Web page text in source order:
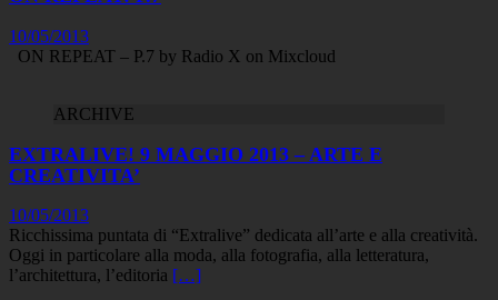
10/05/2013
ON REPEAT – P.7 by Radio X on Mixcloud
ARCHIVE
EXTRALIVE! 9 MAGGIO 2013 – ARTE E
CREATIVITA’
10/05/2013
Ricchissima puntata di “Extralive” dedicata all’arte e alla creatività.
Oggi in particolare alla moda, alla fotografia, alla letteratura,
l’architettura, l’editoria […]